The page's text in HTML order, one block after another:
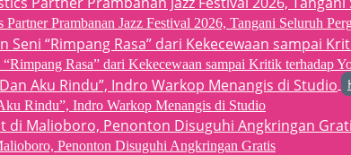
Prambanan Jazz Festival 2026, Tangani Seluruh
Rasa” dari Kekecewaan sampai Kritik terhadap
Rindu”, Indro Warkop Menangis di Studio
Penonton Disuguhi Angkringan Gratis